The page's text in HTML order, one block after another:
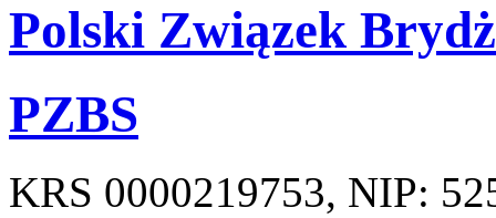
Polski Związek
PZBS
KRS 0000219753, NIP: